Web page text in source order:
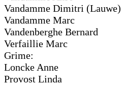
Vandamme Dimitri (Lauwe)
Vandamme Marc
Vandenberghe Bernard
Verfaillie Marc
Grime:
Loncke Anne
Provost Linda